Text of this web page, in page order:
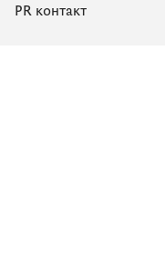
PR контакт